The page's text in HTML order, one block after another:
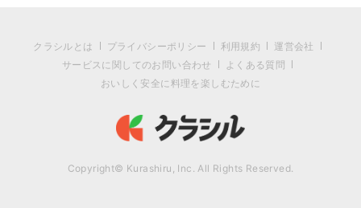
クラシルとは プライバシーポリシー 利用規約
運営会社
サービスに関してのお問い合わせ
よくある質問
おいしく安全に料理を楽しむために
Copyright© Kurashiru, Inc. All Rights Reserved.